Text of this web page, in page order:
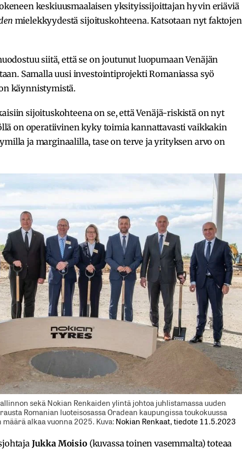
keskiuusmaalaisen yksityissijoittajan hyvin eriäviä
mielekkyydestä sijoituskohteena. Katsotaan nyt faktojen
siitä, että se on joutunut luopumaan Venäjän
Samalla uusi investointiprojekti Romaniassa syö
käynnistymistä.
sijoituskohteena on se, että Venäjä-riskistä on nyt
on operatiivinen kyky toimia kannattavasti vaikkakin
ja marginaalilla, tase on terve ja yrityksen arvo on
sekä Nokian Renkaiden ylintä johtoa juhlistamassa uuden
Romanian luoteisosassa Oradean kaupungissa toukokuussa
alkaa vuonna 2025. Kuva:Nokian Renkaat, tiedote 11.5.2023
Jukka Moisio(kuvassa toinen vasemmalta) toteaa